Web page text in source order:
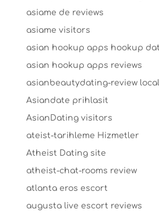
asiame de reviews
asiame visitors
asian hookup apps hookup
asian hookup apps reviews
asianbeautydating-review local
Asiandate prihlasit
AsianDating visitors
ateist-tarihleme Hizmetler
Atheist Dating site
atheist-chat-rooms review
atlanta eros escort
augusta live escort reviews